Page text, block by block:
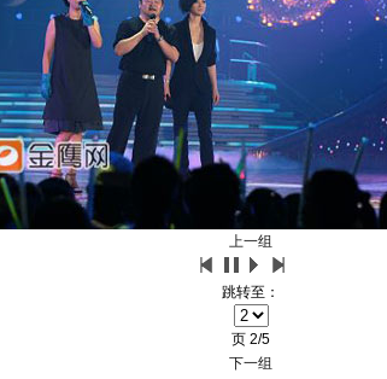
上一组
跳转至：
页 2/5
下一组